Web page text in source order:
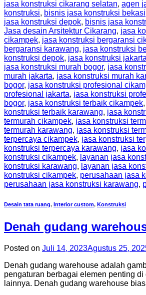
jasa konstruksi cikarang selatan, agen
konstruksi, bisnis jasa konstruksi bekasi
jasa konstruksi depok, bisnis jasa
Jasa desain Arsitektur Cikarang, jasa
cikampek, jasa konstruksi bergaransi
bergaransi karawang, jasa konstruksi
konstruksi depok, jasa konstruksi jakarta
jasa konstruksi murah bogor, jasa
murah jakarta, jasa konstruksi murah
bogor, jasa konstruksi profesional
profesional jakarta, jasa konstruksi
bogor, jasa konstruksi terbaik cikampek,
konstruksi terbaik karawang, jasa
termurah cikampek, jasa konstruksi
termurah karawang, jasa konstruksi
terpercaya cikampek, jasa konstruksi
konstruksi terpercaya karawang, jasa
konstruksi cikampek, layanan jasa
konstruksi karawang, layanan jasa
konstruksi cikampek, perusahaan jasa
perusahaan jasa konstruksi karawang,
Desain tata ruang, Interior custom, Konstruksi
Denah gudang
Posted on Juli 14, 2023Agustus 25,
Denah gudang warehouse adalah
pengaturan berbagai elemen penting
lainnya. Denah gudang warehouse